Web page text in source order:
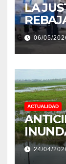
LA
06/05/
ACTUALIDAD
NIÑO
24/04/